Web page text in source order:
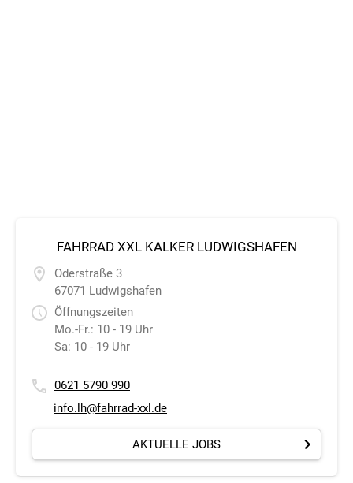
FAHRRAD XXL KALKER LUDWIGSHAFEN
Oderstraße 3
67071 Ludwigshafen
Öffnungszeiten
Mo.-Fr.: 10 - 19 Uhr
Sa: 10 - 19 Uhr
0621 5790 990
info.lh@fahrrad-xxl.de
AKTUELLE JOBS